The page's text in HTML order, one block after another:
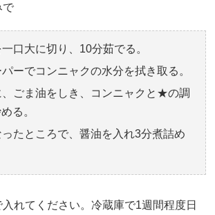
みで
口大に切り、10分茹でる。
ーでコンニャクの水分を拭き取る。
、ごま油をしき、コンニャクと★の調
る。
たところで、醤油を入れ3分煮詰め
れてください。冷蔵庫で1週間程度日